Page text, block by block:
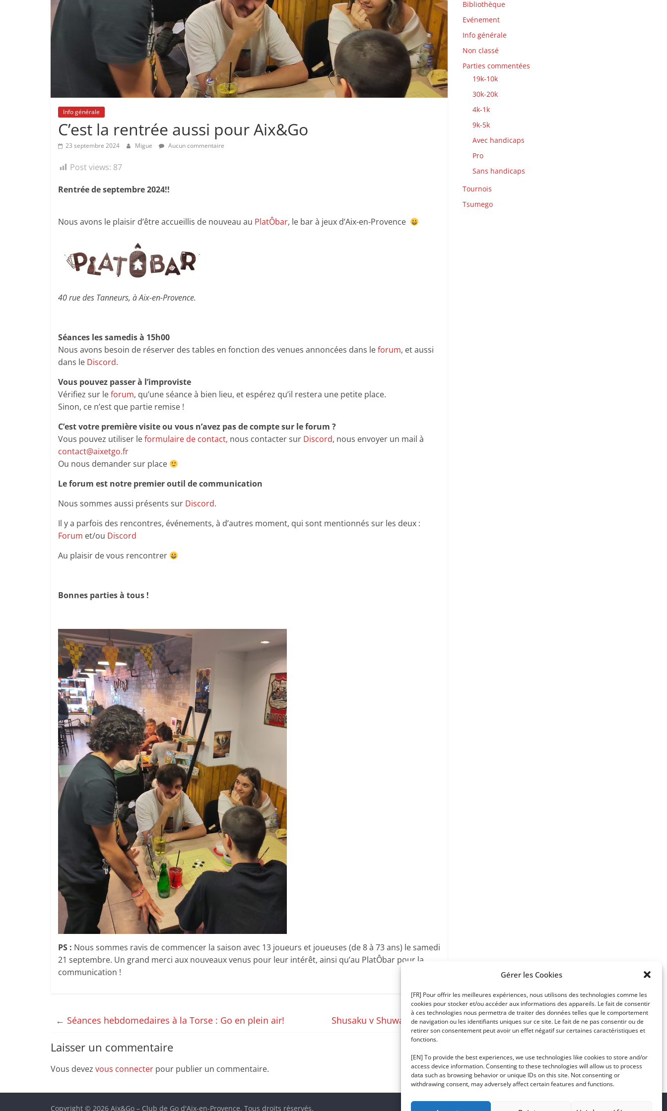
Gérer les Cookies
[FR] Pour offrir les meilleures expériences, nous utilisons des technologies comme les
cookies pour stocker et/ou accéder aux informations des appareils. Le fait de consentir
à ces technologies nous permettra de traiter des données telles que le comportement
de navigation ou les identifiants uniques sur ce site. Le fait de ne pas consentir ou de
retirer son consentement peut avoir un effet négatif sur certaines caractéristiques et
fonctions.
[EN] To provide the best experiences, we use technologies like cookies to store and/or
access device information. Consenting to these technologies will allow us to process
data such as browsing behavior or unique IDs on this site. Not consenting or
withdrawing consent, may adversely affect certain features and functions.
Provence
Venez
Go
en
vous
amusant
Info générale
C’est la rentrée aussi pour Aix&Go
23 septembre 2024 Migue Aucun commentaire
Post views: 87
Rentrée de septembre 2024!!
Nous avons le plaisir d’être accueillis de nouveau au PlatÔbar, le bar à jeux d’Aix-en-Provence
40 rue des Tanneurs, à Aix-en-Provence.
Séances les samedis à 15h00
Nous avons besoin de réserver des tables en fonction des venues annoncées dans leforum, et aussi
dans le Discord.
Vous pouvez passer à l’improviste
Vérifiez sur leforum, qu’une séance à bien lieu, et espérez qu’il restera une petite place.
Sinon, ce n’est que partie remise !
C’est votre première visite ou vous n’avez pas de compte sur le forum ?
Vous pouvez utiliser leformulaire de contact, nous contacter sur Discord, nous envoyer un mail à
contact@aixetgo.fr
Ou nous demander sur place
Le forum est notre premier outil de communication
Nous sommes aussi présents sur Discord.
Il y a parfois des rencontres, événements, à d’autres moment, qui sont mentionnés sur les deux :
Forum et/ou Discord
Au plaisir de vous rencontrer
Bonnes parties à tous !
PS : Nous sommes ravis de commencer la saison avec 13 joueurs et joueuses (de 8 à 73 ans) le samedi
21 septembre. Un grand merci aux nouveaux venus pour leur intérêt, ainsi qu’au PlatÔbar pour la
communication !
← Séances hebdomedaires à la Torse : Go en plein air! Shusaku v Shuwa (1842)→
Laisser un commentaire
Vous devez vous connecter pour publier un commentaire.
Bibliothèque
Evénement
Info générale
Non classé
Parties commentées
19k-10k
30k-20k
4k-1k
9k-5k
Avec handicaps
Pro
Sans handicaps
Tournois
Tsumego
Copyright © 2026 Aix&Go – Club de Go d'Aix-en-Provence. Tous droits réservés.